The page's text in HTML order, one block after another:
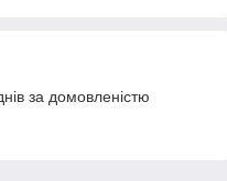
за домовленістю